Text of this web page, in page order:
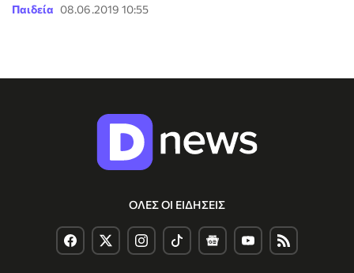
Παιδεία 08.06.2019 10:55
ΟΛΕΣ ΟΙ ΕΙΔΗΣΕΙΣ